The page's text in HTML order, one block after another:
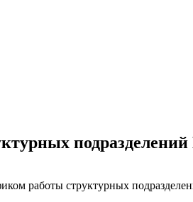
работы структурных